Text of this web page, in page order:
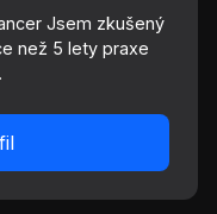
Jsem zkušený
než 5 lety praxe